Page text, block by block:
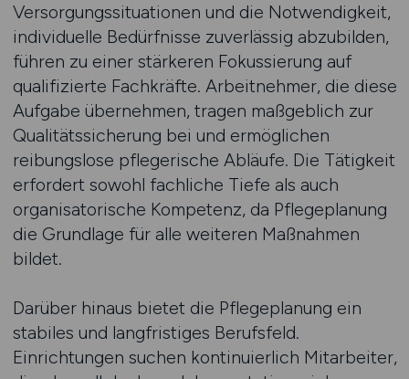
Versorgungssituationen und die Notwendigkeit,
individuelle Bedürfnisse zuverlässig abzubilden,
führen zu einer stärkeren Fokussierung auf
qualifizierte Fachkräfte. Arbeitnehmer, die diese
Aufgabe übernehmen, tragen maßgeblich zur
Qualitätssicherung bei und ermöglichen
reibungslose pflegerische Abläufe. Die Tätigkeit
erfordert sowohl fachliche Tiefe als auch
organisatorische Kompetenz, da Pflegeplanung
die Grundlage für alle weiteren Maßnahmen
bildet.
Darüber hinaus bietet die Pflegeplanung ein
stabiles und langfristiges Berufsfeld.
Einrichtungen suchen kontinuierlich Mitarbeiter,